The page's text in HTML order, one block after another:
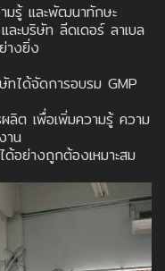
มรู้ และพัฒนาทักษะ
ะบริษัท ลีดเดอร์ ลาเบล
างยิ่ง
ได้จัดการอบรม GMP
ลิต เพื่อเพิ่มความรู้ ความ
าน
อย่างถูกต้องเหมาะสม